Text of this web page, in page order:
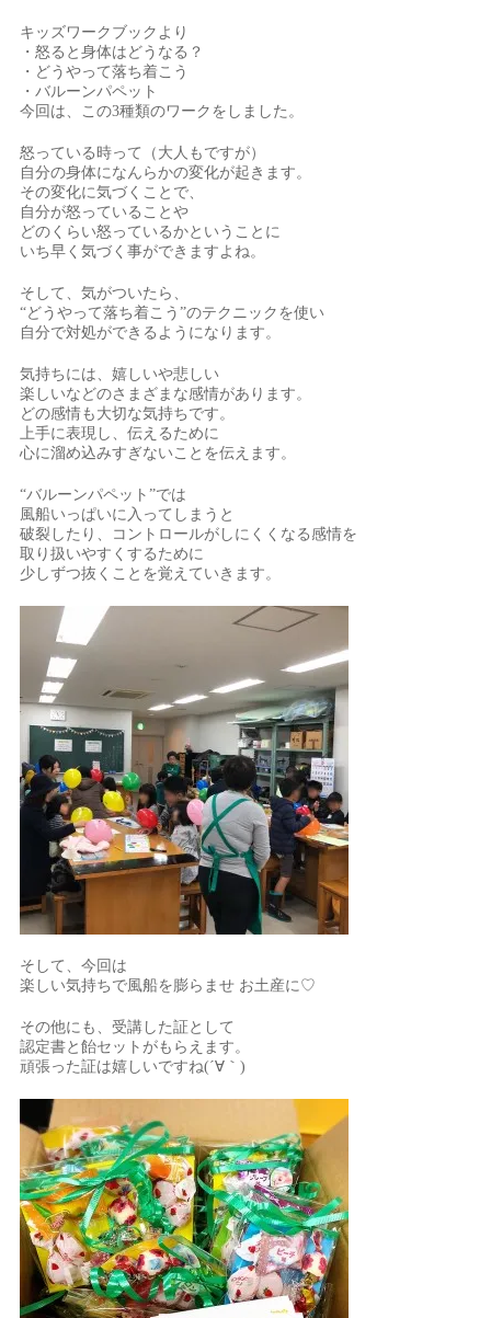
キッズワークブックより
・怒ると身体はどうなる？
・どうやって落ち着こう
・バルーンパペット
今回は、この3種類のワークをしました。
怒っている時って（大人もですが）
自分の身体になんらかの変化が起きます。
その変化に気づくことで、
自分が怒っていることや
どのくらい怒っているかということに
いち早く気づく事ができますよね。
そして、気がついたら、
“どうやって落ち着こう”のテクニックを使い
自分で対処ができるようになります。
気持ちには、嬉しいや悲しい
楽しいなどのさまざまな感情があります。
どの感情も大切な気持ちです。
上手に表現し、伝えるために
心に溜め込みすぎないことを伝えます。
“バルーンパペット”では
風船いっぱいに入ってしまうと
破裂したり、コントロールがしにくくなる感情を
取り扱いやすくするために
少しずつ抜くことを覚えていきます。
そして、今回は
楽しい気持ちで風船を膨らませ お土産に♡
その他にも、受講した証として
認定書と飴セットがもらえます。
頑張った証は嬉しいですね(´∀｀)